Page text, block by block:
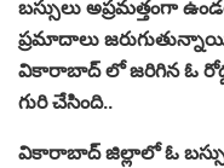
బస్సులు అప్రమత్తంగా
ప్రమాదాలు
వికారాబాద్ లో జరిగిన ఓ
గురి చేసింది..
వికారాబాద్ జిల్లాలో ఓ